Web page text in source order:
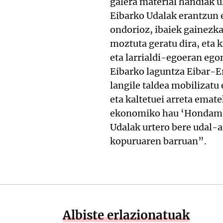
Eibarko Udalak
ondorioz, ibaiek
moztuta geratu dira, eta
eta larrialdi-egoeran
Eibarko laguntza Eibar-
langile taldea mobilizatu
eta kaltetuei arreta
ekonomiko hau
Udalak urtero bere udal-
kopuruaren barruan”.
Albiste erlazionatuak